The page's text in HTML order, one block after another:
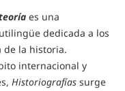
es una
dedicada a los
de la historia.
internacional y
Historiografías surge